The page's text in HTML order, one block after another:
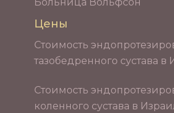
Цены
Стоимость
тазобедренного сустава в
Стоимость
коленного сустава в